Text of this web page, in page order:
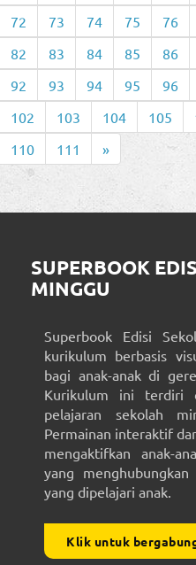
72
73 74 75 76
82
83 84 85 86
92
93 94 95 96
102
103 104 105
110
111 »
SUPERBOOK
MINGGU
Superbook Edisi
kurikulum berbasis
bagi anak-anak di
Kurikulum ini terdiri
pelajaran sekolah
Permainan interaktif
mengaktifkan anak-
yang
yang dipelajari anak.
Klik untuk